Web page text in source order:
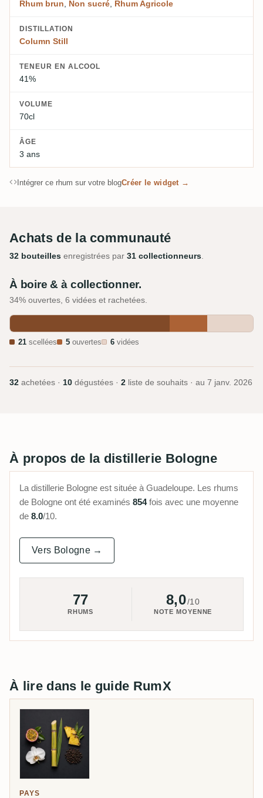
Rhum brun Non sucré Rhum Agricole
DISTILLATION
Column Still
TENEUR EN ALCOOL
41%
VOLUME
70cl
ÂGE
3 ans
Intégrer ce rhum sur votre blogCréer le widget →
Achats de la communauté
32 bouteilles enregistrées par 31 collectionneurs
À boire & à collectionner.
34% ouvertes, 6 vidées et rachetées.
21 scellées 5 ouvertes 6 vidées
32 achetées · 10 dégustées · 2 liste de souhaits · au 7 janv. 2026
À propos de la distillerie Bologne
La distillerie Bologne est située à Guadeloupe. Les rhums
de Bologne ont été examinés 854fois avec une moyenne
de 8.0/10.
Vers Bologne →
77
RHUMS
8,0/10
NOTE MOYENNE
À lire dans le guide RumX
PAYS